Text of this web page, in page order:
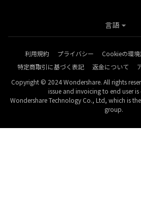
利用規約 プライバシー Cookieの環
特定商取引に基づく表記
返金について
Copyright © 2024 Wondershare. All rights
issue and invoicing to end user
Wondershare Technology Co., Ltd, which is
group.
言語